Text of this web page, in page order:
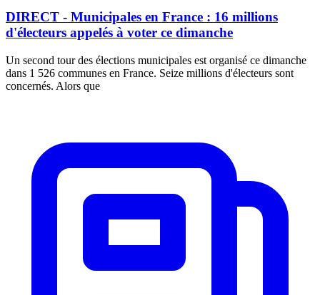
DIRECT - Municipales en France : 16 millions
d'électeurs appelés à voter ce dimanche
Un second tour des élections municipales est organisé ce dimanche
dans 1 526 communes en France. Seize millions d'électeurs sont
concernés. Alors que